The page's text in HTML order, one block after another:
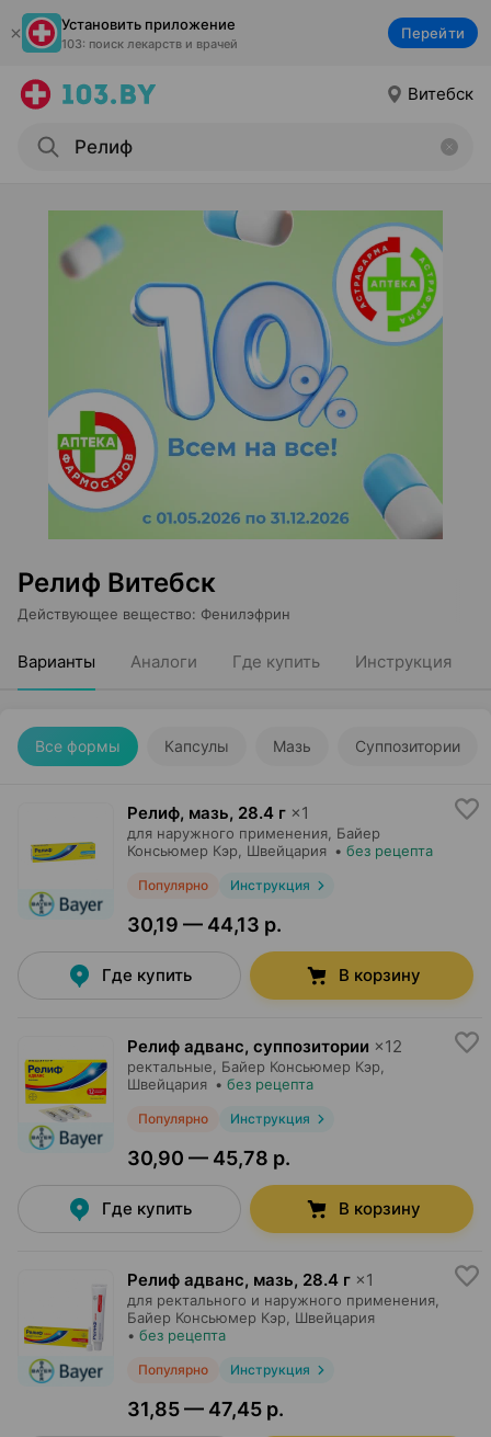
Установить приложение
103: поиск лекарств и врачей
Перейти
Витебск
Релиф Витебск
Действующее вещество: Фенилэфрин
Варианты Аналоги Где купить Инструкция
Все формы Капсулы Мазь Суппозитории
Релиф, мазь, 28.4 г ×1
для наружного применения, Байер
Консьюмер Кэр , Швейцария • без рецепта
Популярно Инструкция
30,19 — 44,13 р.
Где купить В корзину
Релиф адванс, суппозитории ×12
ректальные, Байер Консьюмер Кэр
Швейцария • без рецепта
Популярно Инструкция
30,90 — 45,78 р.
Где купить В корзину
Релиф адванс, мазь, 28.4 г ×1
для ректального и наружного применения,
Байер Консьюмер Кэр , Швейцария
• без рецепта
Популярно Инструкция
31,85 — 47,45 р.